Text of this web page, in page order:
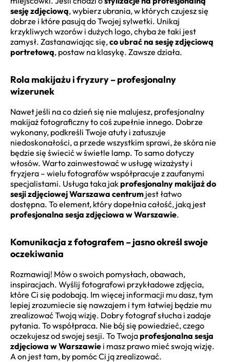
sesję zdjęciową, wybierz ubrania, w których czujesz się
dobrze i które pasują do Twojej sylwetki. Unikaj
krzykliwych wzorów i dużych logo, chyba że taki jest
zamysł. Zastanawiając się,co ubrać na sesję zdjęciową
portretową, postaw na klasykę. Zawsze działa.
Rola makijażu i fryzury – profesjonalny
wizerunek
Nawet jeśli na co dzień się nie malujesz, profesjonalny
makijaż fotograficzny to coś zupełnie innego. Dobrze
wykonany, podkreśli Twoje atuty i zatuszuje
niedoskonałości, a przede wszystkim sprawi, że skóra nie
będzie się świecić w świetle lamp. To samo dotyczy
włosów. Warto zainwestować w usługę wizażysty i
fryzjera – wielu fotografów współpracuje z zaufanymi
specjalistami. Usługa taka jakprofesjonalny makijaż do
sesji zdjęciowej Warszawa centrum jest łatwo
dostępna. To element, który dopełnia całość, jaką jest
profesjonalna sesja zdjęciowa w Warszawie.
Komunikacja z fotografem – jasno określ swoje
oczekiwania
Rozmawiaj! Mów o swoich pomysłach, obawach,
inspiracjach. Wyślij fotografowi przykładowe zdjęcia,
które Ci się podobają. Im więcej informacji mu dasz, tym
lepiej zrozumiecie się nawzajem i tym łatwiej będzie mu
zrealizować Twoją wizję. Dobry fotograf słucha i zadaje
pytania. To współpraca. Nie bój się powiedzieć, czego
oczekujesz od swojej sesji. To Twojaprofesjonalna sesja
zdjęciowa w Warszawie i masz prawo mieć swoją wizję.
A on jest tam, by pomóc Ci ją zrealizować.